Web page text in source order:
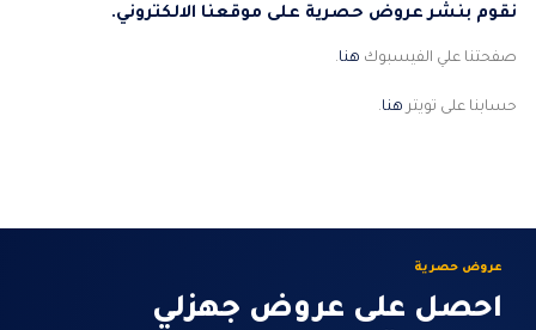
نقوم بنشر عروض حصرية على موقعنا الالكتروني.
صفحتنا علي الفيسبوك هنا.
حسابنا على تويتر هنا.
عروض حصرية
احصل على عروض جهزلي